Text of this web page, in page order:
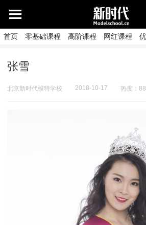
首页 零基础课程 高阶课程 网红课程
张雪
北京新时代模特学校 2018-10-17 热度：